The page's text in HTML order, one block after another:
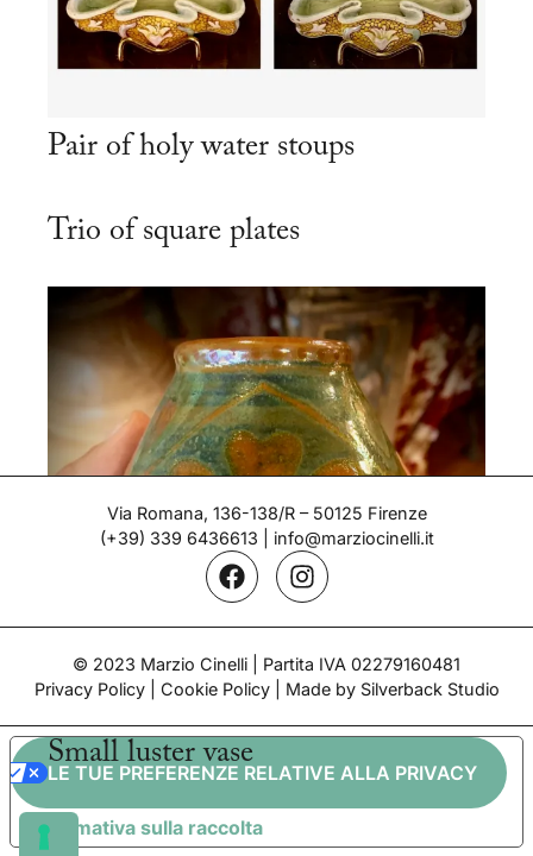
Pair of holy water stoups
Trio of square plates
Small luster vase
Via Romana, 136-138/R – 50125 Firenze
(+39) 339 6436613
info@marziocinelli.it
© 2023 Marzio Cinelli | Partita IVA 02279160481
Privacy Policy| Cookie Policy| Made by Silverback Studio
Informativa sulla raccolta
LE TUE PREFERENZE RELATIVE ALLA PRIVACY